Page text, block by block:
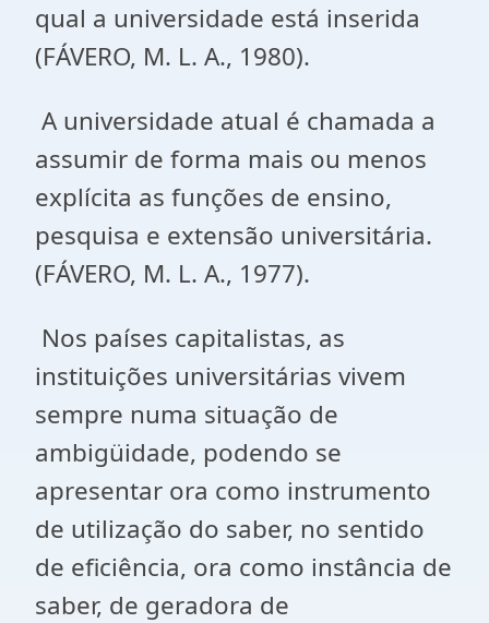
qual a universidade está inserida
(FÁVERO, M. L. A., 1980).
A universidade atual é chamada a
assumir de forma mais ou menos
explícita as funções de ensino,
pesquisa e extensão universitária.
(FÁVERO, M. L. A., 1977).
Nos países capitalistas, as
instituições universitárias vivem
sempre numa situação de
ambigüidade, podendo se
apresentar ora como instrumento
de utilização do saber, no sentido
de eficiência, ora como instância de
saber, de geradora de